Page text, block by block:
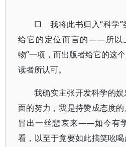
□ 我将此书归入“科学”
给它的定位而言的——所以
物”一项，而出版者给它的这
读者所认可。
我确实主张开发科学的
面的努力，我是持赞成态度
冒出一丝悲哀来——如今有
看，以至于竟要如此搞笑吆